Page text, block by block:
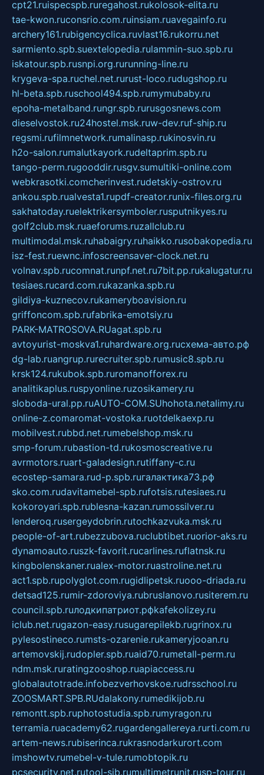
cpt21.ruispecspb.ruregahost.rukolosok-elita.ru
tae-kwon.ruconsrio.com.ruinsiam.ruavegainfo.ru
archery161.rubigencyclica.ruvlast16.rukorru.net
sarmiento.spb.suextelopedia.rulammin-suo.spb.ru
iskatour.spb.rusnpi.org.rurunning-line.ru
krygeva-spa.ruchel.net.rurust-loco.rudugshop.ru
hl-beta.spb.ruschool494.spb.rumymubaby.ru
epoha-metalband.rungr.spb.rurusgosnews.com
dieselvostok.ru24hostel.msk.ruw-dev.ruf-ship.ru
regsmi.rufilmnetwork.rumalinasp.rukinosvin.ru
h2o-salon.rumalutkayork.rudeltaprim.spb.ru
tango-perm.rugooddir.rusgv.sumultiki-online.com
webkrasotki.comcherinvest.rudetskiy-ostrov.ru
ankou.spb.rualvesta1.rupdf-creator.runix-files.org.ru
sakhatoday.ruelektrikersymboler.rusputnikyes.ru
golf2club.msk.ruaeforums.ruzallclub.ru
multimodal.msk.ruhabaigry.ruhaikko.rusobakopedia.ru
isz-fest.ruewnc.infoscreensaver-clock.net.ru
volnav.spb.rucomnat.runpf.net.ru7bit.pp.rukalugatur.ru
tesiaes.rucard.com.rukazanka.spb.ru
gildiya-kuznecov.rukameryboavision.ru
griffoncom.spb.rufabrika-emotsiy.ru
PARK-MATROSOVA.RUagat.spb.ru
avtoyurist-moskva1.ruhardware.org.ruсхема-авто.рф
dg-lab.ruangrup.rurecruiter.spb.rumusic8.spb.ru
krsk124.rukubok.spb.ruromanofforex.ru
analitikaplus.ruspyonline.ruzosikamery.ru
sloboda-ural.pp.ruAUTO-COM.SUhohota.netalimy.ru
online-z.comaromat-vostoka.ruotdelkaexp.ru
mobilvest.rubbd.net.rumebelshop.msk.ru
smp-forum.rubastion-td.rukosmoscreative.ru
avrmotors.ruart-galadesign.rutiffany-c.ru
ecostep-samara.rud-p.spb.ruгалактика73.рф
sko.com.rudavitamebel-spb.rufotsis.rutesiaes.ru
kokoroyari.spb.rublesna-kazan.rumossilver.ru
lenderoq.rusergeydobrin.rutochkazvuka.msk.ru
people-of-art.rubezzubova.ruclubtibet.ruorior-aks.ru
dynamoauto.ruszk-favorit.rucarlines.ruflatnsk.ru
kingbolenskaner.rualex-motor.ruastroline.net.ru
act1.spb.rupolyglot.com.rugidlipetsk.ruooo-driada.ru
detsad125.rumir-zdoroviya.rubruslanovo.rusiterem.ru
council.spb.ruлодкипатриот.рфkafekolizey.ru
iclub.net.rugazon-easy.rusugarepilekb.rugrinox.ru
pylesostineco.rumsts-ozarenie.rukameryjooan.ru
artemovskij.rudopler.spb.ruaid70.rumetall-perm.ru
ndm.msk.ruratingzooshop.ruapiaccess.ru
globalautotrade.infobezverhovskoe.rudrsschool.ru
ZOOSMART.SPB.RUdalakony.rumedikijob.ru
remontt.spb.ruphotostudia.spb.rumyragon.ru
terramia.ruacademy62.rugardengallereya.rurti.com.ru
artem-news.rubiserinca.rukrasnodarkurort.com
imshowtv.rumebel-v-tule.rumobtopik.ru
pcsecurity.net.rutool-sib.rumultimetrunit.rusp-tour.ru